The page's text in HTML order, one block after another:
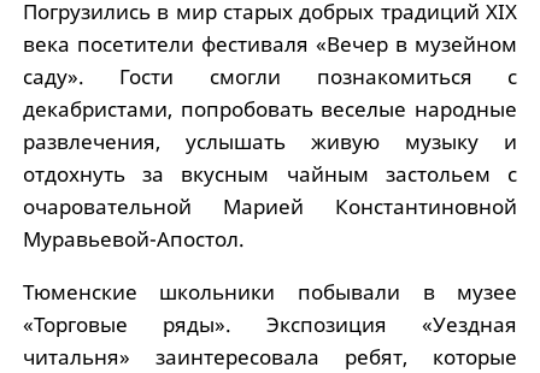
Погрузились в мир старых добрых традиций XIX
века посетители фестиваля «Вечер в музейном
саду». Гости смогли познакомиться с
декабристами, попробовать веселые народные
развлечения, услышать живую музыку и
отдохнуть за вкусным чайным застольем с
очаровательной Марией Константиновной
Муравьевой-Апостол.
Тюменские школьники побывали в музее
«Торговые ряды». Экспозиция «Уездная
читальня» заинтересовала ребят, которые